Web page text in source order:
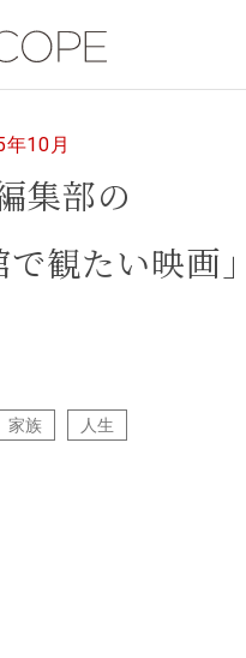
10月
集部の
観たい映画」
家族 人生